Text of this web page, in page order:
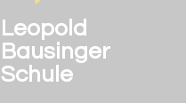
Leopold
Bausinger
Schule